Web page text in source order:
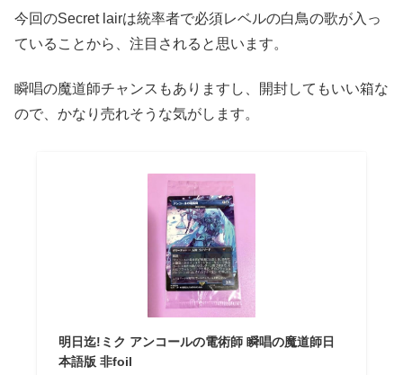
今回のSecret lairは統率者で必須レベルの白鳥の歌が入っ
ていることから、注目されると思います。
瞬唱の魔道師チャンスもありますし、開封してもいい箱な
ので、かなり売れそうな気がします。
明日迄!ミク アンコールの電術師 瞬唱の魔道師日
本語版 非foil